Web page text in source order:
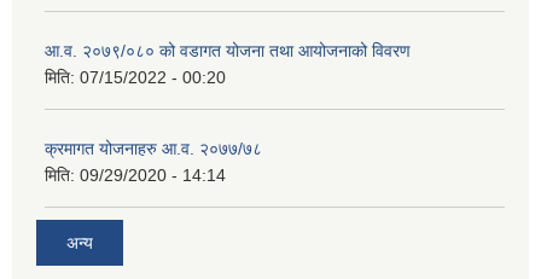
आ.व. २०७९/०८० को वडागत योजना तथा आयोजनाको विवरण
मिति: 07/15/2022 - 00:20
क्रमागत योजनाहरु आ.व. २०७७/७८
मिति: 09/29/2020 - 14:14
अन्य